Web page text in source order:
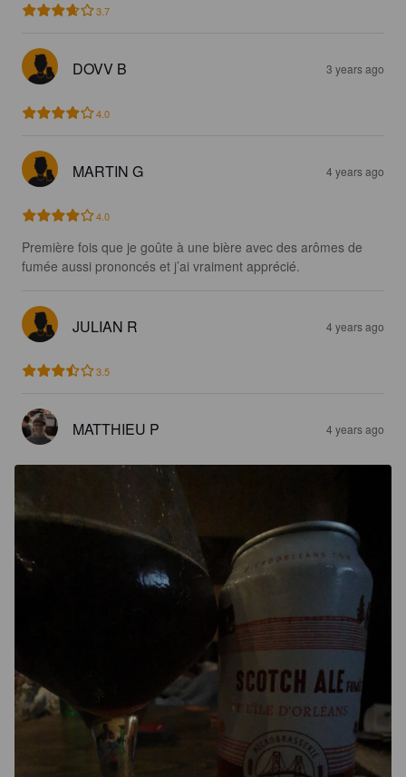
3.7
DOVV B 3 years ago
4.0
MARTIN G 4 years ago
4.0
Première fois que je goûte à une bière avec des arômes de
fumée aussi prononcés et j’ai vraiment apprécié.
JULIAN R 4 years ago
3.5
MATTHIEU P 4 years ago